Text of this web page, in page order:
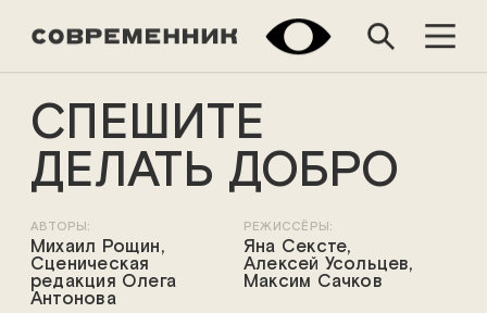
СПЕШИТЕ
ДЕЛАТЬ ДОБРО
АВТОРЫ:
Михаил Рощин,
Сценическая
редакция Олега
Антонова
РЕЖИССЁРЫ:
Яна Сексте,
Алексей Усольцев,
Максим Сачков